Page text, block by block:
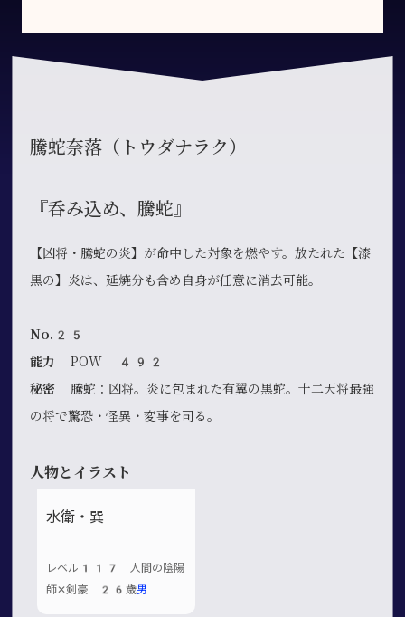
騰蛇奈落（トウダナラク）
『呑み込め、騰蛇』
【凶将・騰蛇の炎】が命中した対象を燃やす。放たれた【漆
黒の】炎は、延焼分も含め自身が任意に消去可能。
No.25
能力POW 492
秘密 騰蛇：凶将。炎に包まれた有翼の黒蛇。十二天将最強
の将で驚恐・怪異・変事を司る。
人物とイラスト
水衛・巽
レベル117 人間の陰陽
師✕剣豪 26歳男